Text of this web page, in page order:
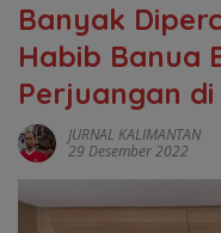
Banyak
Habib Banua
Perjuangan di
JURNAL KALIMANTAN
29 Desember 2022